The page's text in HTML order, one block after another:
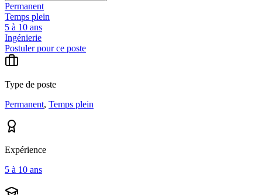
Permanent
Temps plein
5 à 10 ans
Ingénierie
Postuler pour ce poste
Type de poste
Permanent, Temps plein
Expérience
5 à 10 ans